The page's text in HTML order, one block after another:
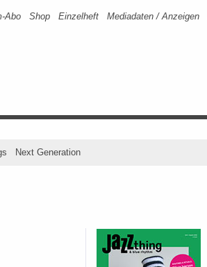
Abo Shop Einzelheft Mediadaten / Anzeigen
Next Generation